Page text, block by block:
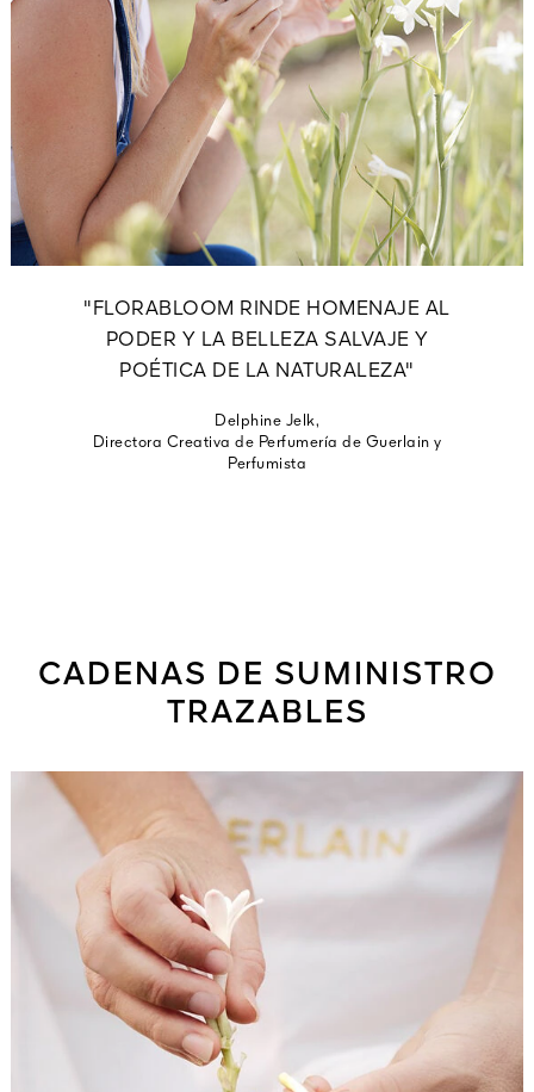
"FLORABLOOM RINDE HOMENAJE AL
PODER Y LA BELLEZA SALVAJE Y
POÉTICA DE LA NATURALEZA"
Delphine Jelk,
Directora Creativa de Perfumería de Guerlain y
Perfumista
CADENAS DE SUMINISTRO
TRAZABLES